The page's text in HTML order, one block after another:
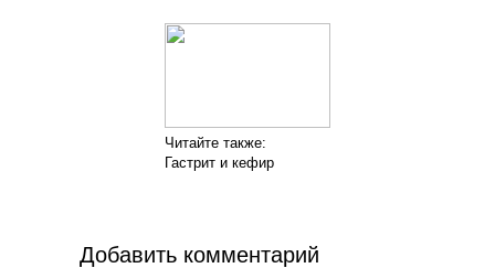
Читайте также:
Гастрит и кефир
Добавить комментарий